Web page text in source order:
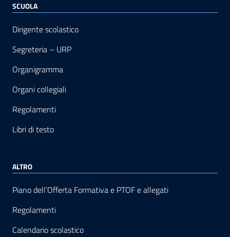
SCUOLA
Dirigente scolastico
Segreteria – URP
Organigramma
Organi collegiali
Regolamenti
Libri di testo
ALTRO
Piano dell’Offerta Formativa e PTOF e allegati
Regolamenti
Calendario scolastico